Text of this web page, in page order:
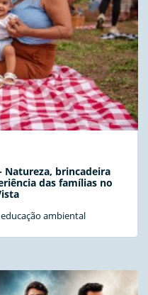
das famílias no
ambiental